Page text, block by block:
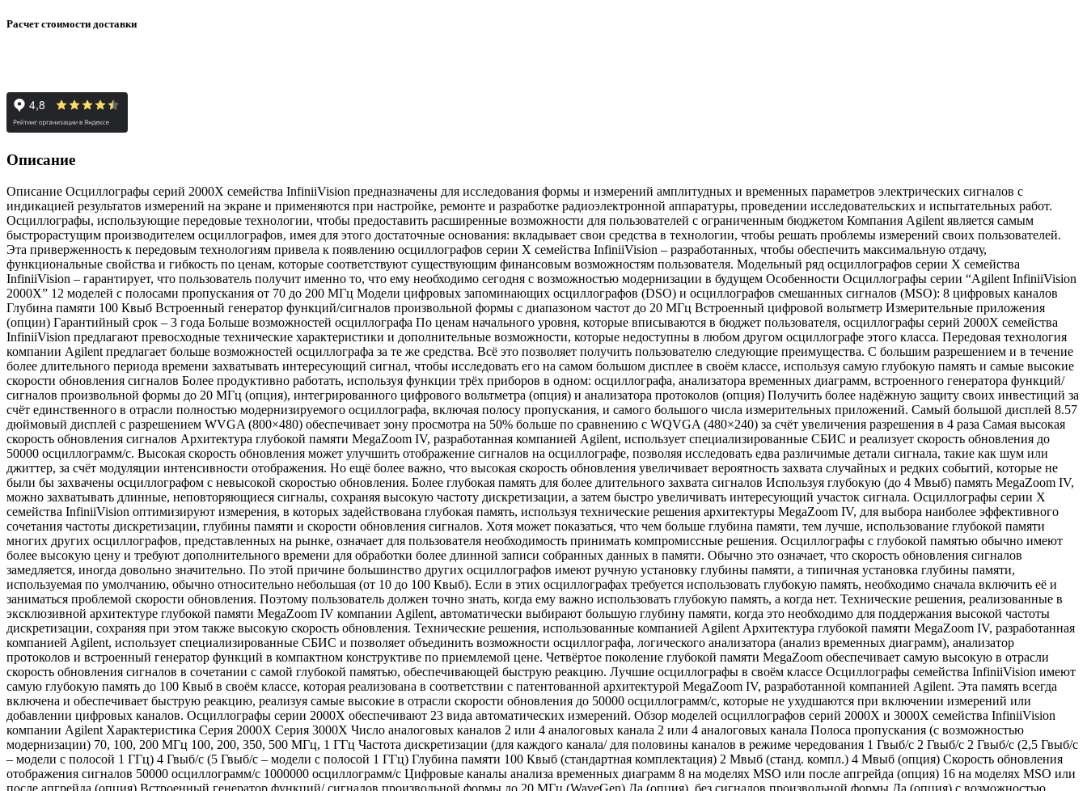
Расчет стоимости доставки
Описание
Описание Осциллографы серий 2000X семейства InfiniiVision предназначены для исследования формы и измерений амплитудных и временных параметров электрических сигналов с индикацией результатов измерений на экране и применяются при настройке, ремонте и разработке радиоэлектронной аппаратуры, проведении исследовательских и испытательных работ. Осциллографы, использующие передовые технологии, чтобы предоставить расширенные возможности для пользователей с ограниченным бюджетом Компания Agilent является самым быстрорастущим производителем осциллографов, имея для этого достаточные основания: вкладывает свои средства в технологии, чтобы решать проблемы измерений своих пользователей. Эта приверженность к передовым технологиям привела к появлению осциллографов серии Х семейства InfiniiVision – разработанных, чтобы обеспечить максимальную отдачу, функциональные свойства и гибкость по ценам, которые соответствуют существующим финансовым возможностям пользователя. Модельный ряд осциллографов серии Х семейства InfiniiVision – гарантирует, что пользователь получит именно то, что ему необходимо сегодня с возможностью модернизации в будущем Особенности Осциллографы серии “Agilent InfiniiVision 2000X” 12 моделей с полосами пропускания от 70 до 200 МГц Модели цифровых запоминающих осциллографов (DSO) и осциллографов смешанных сигналов (MSO): 8 цифровых каналов Глубина памяти 100 Квыб Встроенный генератор функций/сигналов произвольной формы с диапазоном частот до 20 MГц Встроенный цифровой вольтметр Измерительные приложения (опции) Гарантийный срок – 3 года Больше возможностей осциллографа По ценам начального уровня, которые вписываются в бюджет пользователя, осциллографы серий 2000Х семейства InfiniiVision предлагают превосходные технические характеристики и дополнительные возможности, которые недоступны в любом другом осциллографе этого класса. Передовая технология компании Agilent предлагает больше возможностей осциллографа за те же средства. Всё это позволяет получить пользователю следующие преимущества. С большим разрешением и в течение более длительного периода времени захватывать интересующий сигнал, чтобы исследовать его на самом большом дисплее в своём классе, используя самую глубокую память и самые высокие скорости обновления сигналов Более продуктивно работать, используя функции трёх приборов в одном: осциллографа, анализатора временных диаграмм, встроенного генератора функций/сигналов произвольной формы до 20 МГц (опция), интегрированного цифрового вольтметра (опция) и анализатора протоколов (опция) Получить более надёжную защиту своих инвестиций за счёт единственного в отрасли полностью модернизируемого осциллографа, включая полосу пропускания, и самого большого числа измерительных приложений. Самый большой дисплей 8.57 дюймовый дисплей с разрешением WVGA (800×480) обеспечивает зону просмотра на 50% больше по сравнению с WQVGA (480×240) за счёт увеличения разрешения в 4 раза Самая высокая скорость обновления сигналов Архитектура глубокой памяти MegaZoom IV, разработанная компанией Agilent, использует специализированные СБИС и реализует скорость обновления до 50000 осциллограмм/с. Высокая скорость обновления может улучшить отображение сигналов на осциллографе, позволяя исследовать едва различимые детали сигнала, такие как шум или джиттер, за счёт модуляции интенсивности отображения. Но ещё более важно, что высокая скорость обновления увеличивает вероятность захвата случайных и редких событий, которые не были бы захвачены осциллографом с невысокой скоростью обновления. Более глубокая память для более длительного захвата сигналов Используя глубокую (до 4 Мвыб) память MegaZoom IV, можно захватывать длинные, неповторяющиеся сигналы, сохраняя высокую частоту дискретизации, а затем быстро увеличивать интересующий участок сигнала. Осциллографы серии Х семейства InfiniiVision оптимизируют измерения, в которых задействована глубокая память, используя технические решения архитектуры MegaZoom IV, для выбора наиболее эффективного сочетания частоты дискретизации, глубины памяти и скорости обновления сигналов. Хотя может показаться, что чем больше глубина памяти, тем лучше, использование глубокой памяти многих других осциллографов, представленных на рынке, означает для пользователя необходимость принимать компромиссные решения. Осциллографы с глубокой памятью обычно имеют более высокую цену и требуют дополнительного времени для обработки более длинной записи собранных данных в памяти. Обычно это означает, что скорость обновления сигналов замедляется, иногда довольно значительно. По этой причине большинство других осциллографов имеют ручную установку глубины памяти, а типичная установка глубины памяти, используемая по умолчанию, обычно относительно небольшая (от 10 до 100 Квыб). Если в этих осциллографах требуется использовать глубокую память, необходимо сначала включить её и заниматься проблемой скорости обновления. Поэтому пользователь должен точно знать, когда ему важно использовать глубокую память, а когда нет. Технические решения, реализованные в эксклюзивной архитектуре глубокой памяти MegaZoom IV компании Agilent, автоматически выбирают большую глубину памяти, когда это необходимо для поддержания высокой частоты дискретизации, сохраняя при этом также высокую скорость обновления. Технические решения, использованные компанией Agilent Архитектура глубокой памяти MegaZoom IV, разработанная компанией Agilent, использует специализированные СБИС и позволяет объединить возможности осциллографа, логического анализатора (анализ временных диаграмм), анализатор протоколов и встроенный генератор функций в компактном конструктиве по приемлемой цене. Четвёртое поколение глубокой памяти MegaZoom обеспечивает самую высокую в отрасли скорость обновления сигналов в сочетании с самой глубокой памятью, обеспечивающей быструю реакцию. Лучшие осциллографы в своём классе Осциллографы семейства InfiniiVision имеют самую глубокую память до 100 Квыб в своём классе, которая реализована в соответствии с патентованной архитектурой MegaZoom IV, разработанной компанией Agilent. Эта память всегда включена и обеспечивает быструю реакцию, реализуя самые высокие в отрасли скорости обновления до 50000 осциллограмм/c, которые не ухудшаются при включении измерений или добавлении цифровых каналов. Осциллографы серии 2000X обеспечивают 23 вида автоматических измерений. Обзор моделей осциллографов серий 2000Х и 3000Х семейства InfiniiVision компании Agilent Характеристика Серия 2000Х Серия 3000Х Число аналоговых каналов 2 или 4 аналоговых канала 2 или 4 аналоговых канала Полоса пропускания (с возможностью модернизации) 70, 100, 200 МГц 100, 200, 350, 500 МГц, 1 ГГц Частота дискретизации (для каждого канала/ для половины каналов в режиме чередования 1 Гвыб/с 2 Гвыб/с 2 Гвыб/с (2,5 Гвыб/с – модели с полосой 1 ГГц) 4 Гвыб/с (5 Гвыб/с – модели с полосой 1 ГГц) Глубина памяти 100 Квыб (стандартная комплектация) 2 Mвыб (станд. компл.) 4 Mвыб (опция) Скорость обновления отображения сигналов 50000 осциллограмм/c 1000000 осциллограмм/c Цифровые каналы анализа временных диаграмм 8 на моделях MSO или после апгрейда (опция) 16 на моделях MSO или после апгрейда (опция) Встроенный генератор функций/ сигналов произвольной формы до 20 MГц (WaveGen) Да (опция), без сигналов произвольной формы Да (опция) с возможностью генерации сигналов произвольной формы Интегрированный цифровой вольтметр Да (опция) Да (опция) Поиск и навигация Нет Да Анализ протоколов последовательных шин Нет Да (несколько опций) Сегментированная память Да (опция) Да (опция) Испытание на соответствие маске Да (опция) Да (опция) Интерфейс AutoProbe Нет Да Измерение и анализ параметров мощности Нет Да (опция) Расширенные математические функции с данными сигналов Нет Да (опция) Единственный в отрасли прибор с возможностью апгрейда до осциллографа смешанных сигналов (MSO) в процессе эксплуатации Осциллографы серии 2000Х являются первыми приборами в своём классе, которые имеют встроенный анализатор временных диаграмм, который может быть включен в процессе эксплуатации. Цифровые сигналы повсеместно используются в современных схемах, и традиционные 2- и 4- канальные осциллографы не всегда обеспечивают достаточное число каналов в распоряжение пользователя. Используя дополнительные 8 логических каналов интегрированного анализатора временных диаграмм, пользователь может иметь до 20 каналов, объединённых единой временной базой, схемой запуска и памятью сбора данных, с возможностью их просмотра на одном и том же приборе. Купив сначала 2- или 4- канальный осциллограф, пользователь может в любое время самостоятельно модернизировать его до осциллографа смешанных сигналов, используя лицензию, чтобы включить эти 8 логических каналов интегрированного анализатора временных диаграмм. Эксклюзивный в отрасли встроенный генератор функций/сигналов произвольной формы с диапазоном частот до 20 МГц Впервые в отрасли осциллографы серий 2000Х предлагают встроенный генератор функций/сигналов произвольной формы с диапазоном частот до 20 МГц. Встроенный генератор функций обеспечивает генерацию следующих сигналов: синусоидальный, прямоугольный, пилообразный, импульсный, напряжение постоянного тока, sin(x)/x, с экспоненциальным фронтом/срезом, кардиосигнал, колоколообразный импульс и шум. Интегрированный цифровой вольтметр Впервые в отрасли осциллографы серий 2000Х предлагают 3- разрядный цифровой вольтметр и 5- разрядный частотомер, интегрированные внутри осциллографа. Вольтметр работает, используя те же самые пробники осциллографических каналов, но при этом его измерения не связаны с системой запуска осциллографа. Таким образом, как измерения вольтметра, так и измерения осциллографа в соответствии с условиями запуска, можно проводить, используя одно и тоже подключение к ИУ. Результаты измерения вольтметра всегда отображаются, позволяя пользователю всегда иметь их под рукой. Возможности модернизации Проекты требуют изменений, но традиционные осциллографы имеют фиксированные возможности – пользова